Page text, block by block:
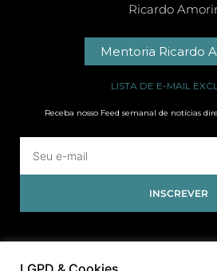
Ricardo
Mentoria Ricardo
LISTA DE E-MAIL
Receba nosso Feed semanal de notícias
INSCREVER